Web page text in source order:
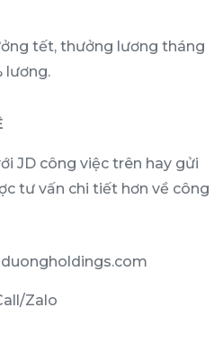
tết, thưởng lương tháng
lương.
JD công việc trên hay gửi
tư vấn chi tiết hơn về công
Zalo